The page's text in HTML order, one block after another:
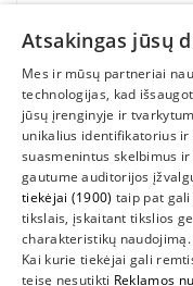
INFORMACIJA
SUSIEKITE
Atsakingas jūsų
Mes ir mūsų partneriai
technologijas, kad
jūsų įrenginyje ir
unikalius identifikatorius
suasmenintus skelbimus
gautume auditorijos
tiekėjai (1900) taip pat
tikslais, įskaitant tikslios
charakteristikų
Kai kurie tiekėjai gali
teisę nesutikti Reklamos